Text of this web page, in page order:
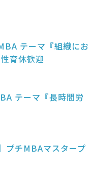
テーマ『組織にお
育休歓迎
テーマ『長時間労
プチMBAマスタープ